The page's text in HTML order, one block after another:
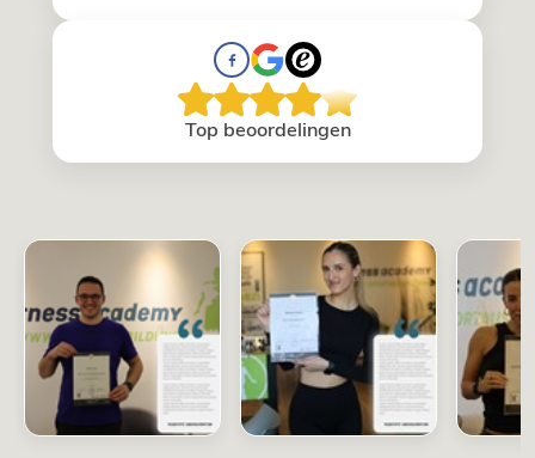
Top beoordelingen